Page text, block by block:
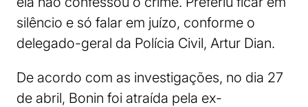
silêncio e só falar em juízo, conforme o
delegado-geral da Polícia Civil, Artur Dian.
De acordo com as investigações, no dia 27
de abril, Bonin foi atraída pela ex-